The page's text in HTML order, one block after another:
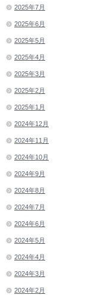
2025年7月
2025年6月
2025年5月
2025年4月
2025年3月
2025年2月
2025年1月
2024年12月
2024年11月
2024年10月
2024年9月
2024年8月
2024年7月
2024年6月
2024年5月
2024年4月
2024年3月
2024年2月